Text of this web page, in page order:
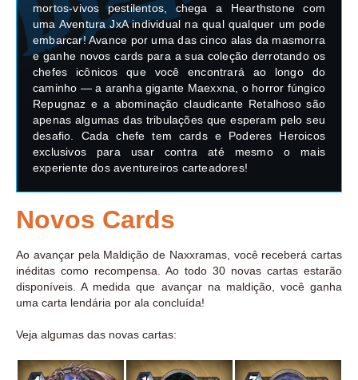
mortos-vivos pestilentos, chega a Hearthstone com
uma Aventura JxA individual na qual qualquer um pode
embarcar! Avance por uma das cinco alas da masmorra
e ganhe novos cards para a sua coleção derrotando os
chefes icônicos que você encontrará ao longo do
caminho — a aranha gigante Maexxna, o horror fúngico
Repugnaz e a abominação claudicante Retalhoso são
apenas algumas das tribulações que esperam pelo seu
desafio. Cada chefe tem cards e Poderes Heroicos
exclusivos para usar contra até mesmo o mais
experiente dos aventureiros carteadores!
Novos Cards
Ao avançar pela Maldição de Naxxramas, você receberá cartas
inéditas como recompensa. Ao todo 30 novas cartas estarão
disponíveis. A medida que avançar na maldição, você ganha
uma carta lendária por ala concluída!
Veja algumas das novas cartas: